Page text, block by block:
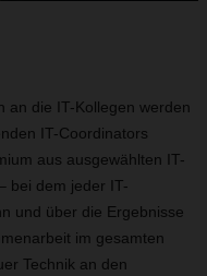
an die IT-Kollegen werden
IT-Coordinators
aus ausgewählten IT-
bei dem jeder IT-
und über die Ergebnisse
im gesamten
Technik an den